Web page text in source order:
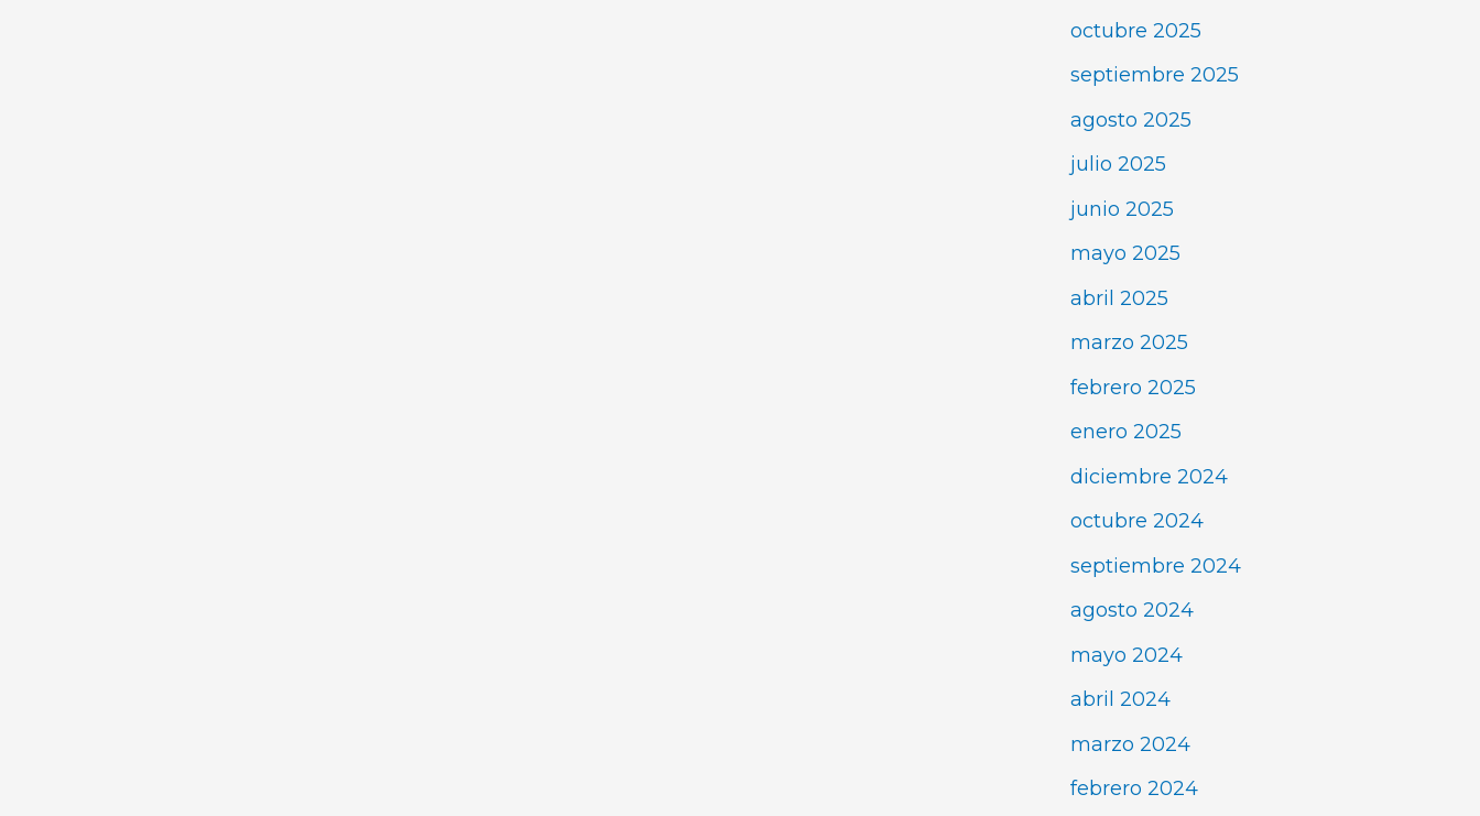
octubre 2025
septiembre 2025
agosto 2025
julio 2025
junio 2025
mayo 2025
abril 2025
marzo 2025
febrero 2025
enero 2025
diciembre 2024
octubre 2024
septiembre 2024
agosto 2024
mayo 2024
abril 2024
marzo 2024
febrero 2024